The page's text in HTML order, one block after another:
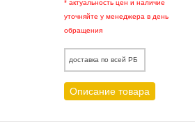
* актуальность цен и наличие
уточняйте у менеджера в день
обращения
доставка по всей РБ
Описание товара